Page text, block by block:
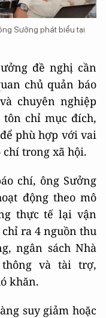
Sưởng phát biểu tại
đề nghị cần
chủ quản báo
chuyên nghiệp
tôn chỉ mục đích,
phù hợp với vai
chí trong xã hội.
chí, ông Sưởng
động theo mô
thực tế lại vận
ra 4 nguồn thu
ngân sách Nhà
và tài trợ,
khăn.
suy giảm hoặc